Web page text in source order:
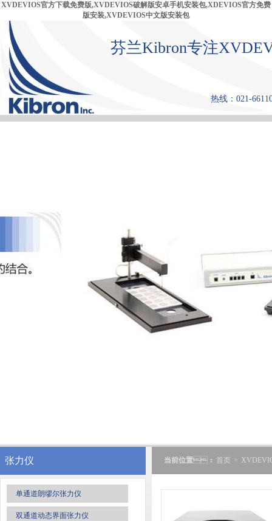
XVDEVIOS官方下载免费版,XVDEVIOS破解版安卓手机安装包,XDEVIOS官方免费
版安装,XVDEVIOS中文版安装包
芬兰Kibron专注
热线：021-
首 页 产品中心 张力仪
张力仪
单通道朗缪尔张力仪
双通道动态界面张力仪
当前位置： 首页 >